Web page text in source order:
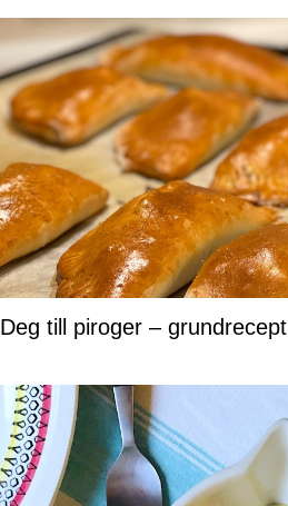
Deg till piroger – grundrecept